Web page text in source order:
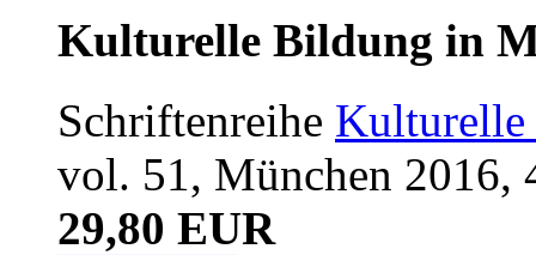
Kulturelle Bildung in
Schriftenreihe
vol. 51, München 2016,
29,80 EUR